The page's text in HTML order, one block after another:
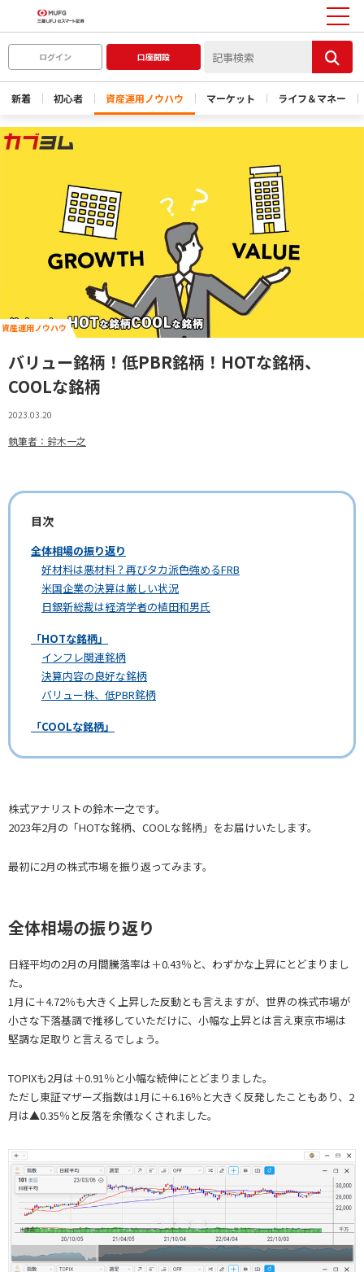
ログイン 口座開設
新着 初心者 資産運用ノウハウ マーケット ライフ＆マネー
資産運用ノウハウ
バリュー銘柄！低PBR銘柄！HOTな銘柄、
COOLな銘柄
2023.03.20
執筆者：鈴木一之
目次
全体相場の振り返り
好材料は悪材料？再びタカ派色強めるFRB
米国企業の決算は厳しい状況
日銀新総裁は経済学者の植田和男氏
「HOTな銘柄」
インフレ関連銘柄
決算内容の良好な銘柄
バリュー株、低PBR銘柄
「COOLな銘柄」
株式アナリストの鈴木一之です。
2023年2月の「HOTな銘柄、COOLな銘柄」をお届けいたします。
最初に2月の株式市場を振り返ってみます。
全体相場の振り返り
日経平均の2月の月間騰落率は＋0.43％と、わずかな上昇にとどまりまし
た。
1月に＋4.72％も大きく上昇した反動とも言えますが、世界の株式市場が
小さな下落基調で推移していただけに、小幅な上昇とは言え東京市場は
堅調な足取りと言えるでしょう。
TOPIXも2月は＋0.91％と小幅な続伸にとどまりました。
ただし東証マザーズ指数は1月に＋6.16％と大きく反発したこともあり、2
月は▲0.35％と反落を余儀なくされました。